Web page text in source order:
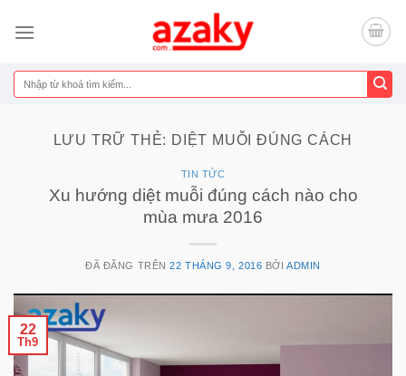
đến
dung
Tìm
kiếm:
LƯU TRỮ THẺ: DIỆT MUỖI ĐÚNG CÁCH
TIN TỨC
Xu hướng diệt muỗi đúng cách nào cho
mùa mưa 2016
ĐÃ ĐĂNG TRÊN22 THÁNG 9, 2016 BỞIADMIN
22
Th9